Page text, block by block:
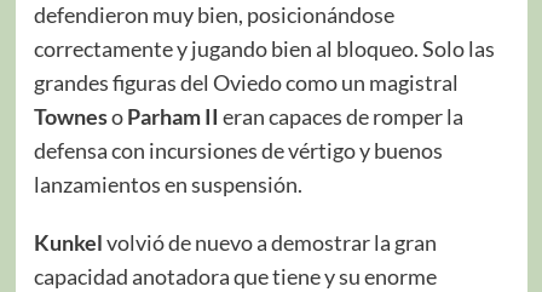
defendieron muy bien, posicionándose
correctamente y jugando bien al bloqueo. Solo las
grandes figuras del Oviedo como un magistral
TownesoParham II eran capaces de romper la
defensa con incursiones de vértigo y buenos
lanzamientos en suspensión.
Kunkelvolvió de nuevo a demostrar la gran
capacidad anotadora que tiene y su enorme